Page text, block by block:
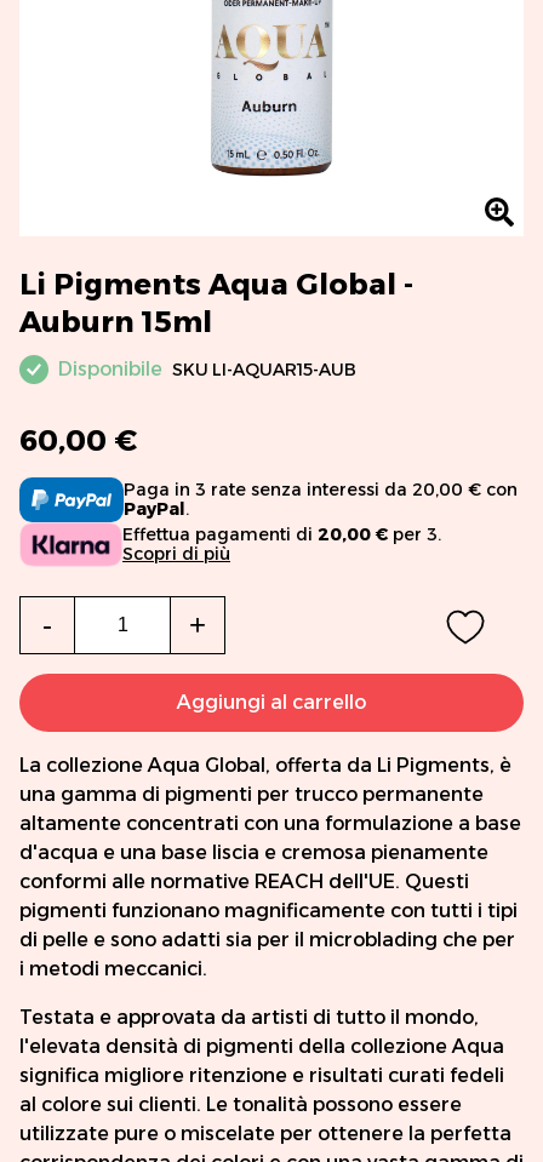
Li Pigments Aqua Global -
Auburn 15ml
Disponibile SKU LI-AQUAR15-AUB
60,00 €
Paga in 3 rate senza interessi da 20,00 € con
PayPal .
Effettua pagamenti di 20,00 € per 3.
Scopri di più
- +
Aggiungi al carrello
La collezione Aqua Global, offerta da Li Pigments, è
una gamma di pigmenti per trucco permanente
altamente concentrati con una formulazione a base
d'acqua e una base liscia e cremosa pienamente
conformi alle normative REACH dell'UE. Questi
pigmenti funzionano magnificamente con tutti i tipi
di pelle e sono adatti sia per il microblading che per
i metodi meccanici.
Testata e approvata da artisti di tutto il mondo,
l'elevata densità di pigmenti della collezione Aqua
significa migliore ritenzione e risultati curati fedeli
al colore sui clienti. Le tonalità possono essere
utilizzate pure o miscelate per ottenere la perfetta